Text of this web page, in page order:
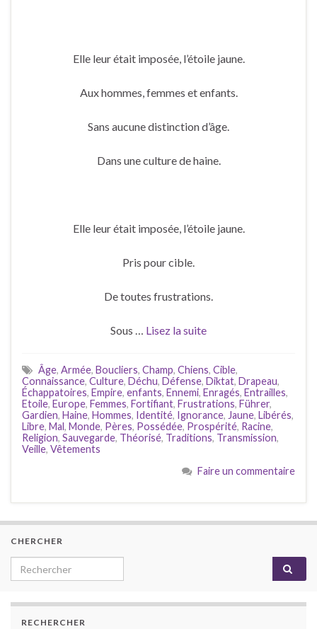
Elle leur était imposée, l’étoile jaune.
Aux hommes, femmes et enfants.
Sans aucune distinction d’âge.
Dans une culture de haine.
Elle leur était imposée, l’étoile jaune.
Pris pour cible.
De toutes frustrations.
Sous … Lisez la suite
Âge, Armée, Boucliers, Champ, Chiens, Cible,
Connaissance, Culture, Déchu, Défense, Diktat, Drapeau,
Échappatoires, Empire, enfants, Ennemi, Enragés, Entrailles,
Etoile, Europe, Femmes, Fortifiant, Frustrations, Führer,
Gardien, Haine, Hommes, Identité, Ignorance, Jaune, Libérés,
Libre, Mal, Monde, Pères, Possédée, Prospérité, Racine,
Religion, Sauvegarde, Théorisé, Traditions, Transmission,
Veille, Vêtements
Faire un commentaire
CHERCHER
Search for:
RECHERCHER